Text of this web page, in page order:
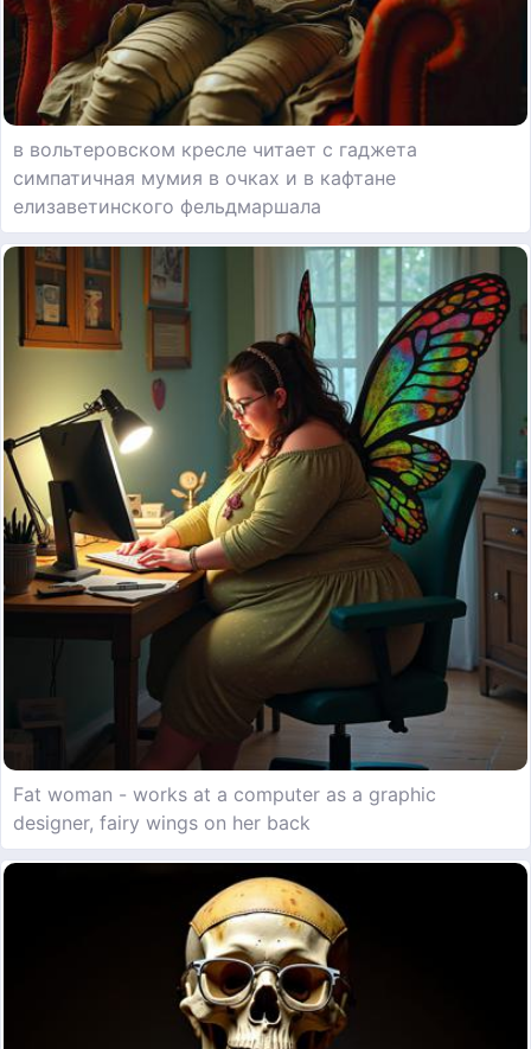
в вольтеровском кресле читает с гаджета
симпатичная мумия в очках и в кафтане
елизаветинского фельдмаршала
Fat woman - works at a computer as a graphic
designer, fairy wings on her back